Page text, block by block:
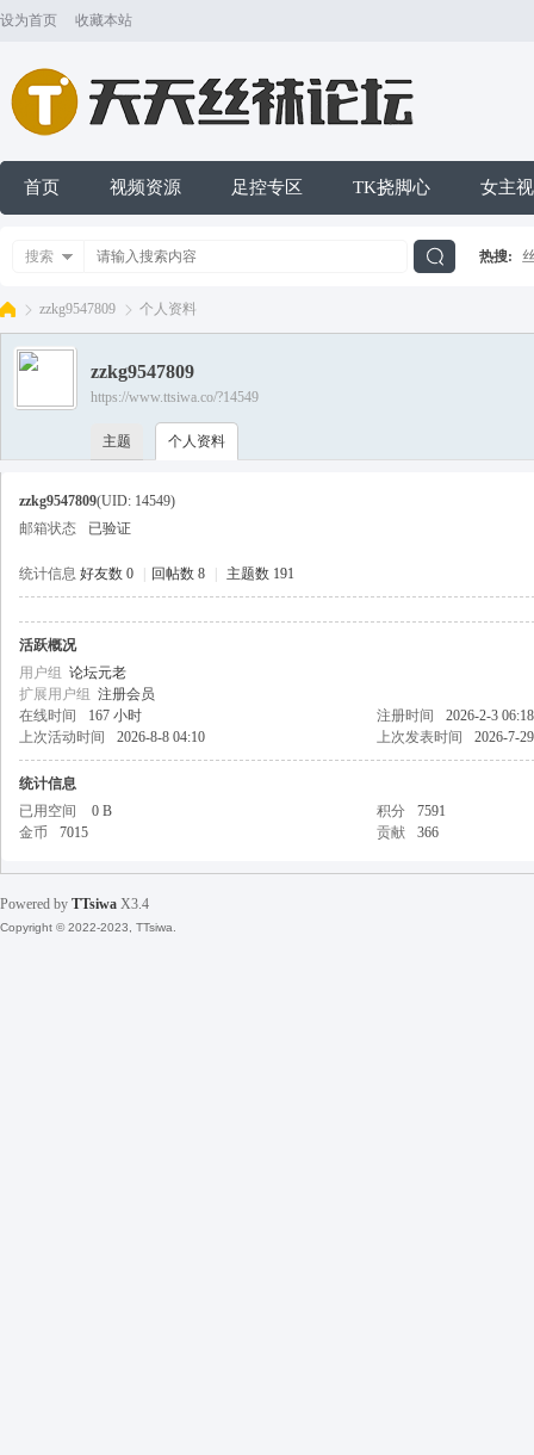
设为首页 收藏本站
首页 视频资源 足控专区 TK挠脚心 女主
搜索 热搜:
›
zzkg9547809 个人资料
zzkg9547809
https://www.ttsiwa.co/?14549
主题 个人资料
zzkg9547809(UID: 14549)
邮箱状态
已验证
统计信息 好友数 0 回帖数 8 主题数 191
活跃概况
用户组 论坛元老
扩展用户组 注册会员
在线时间
167 小时 注册时间
2026-2-3 06:18
上次活动时间
2026-8-8 04:10 上次发表时间 2026-7-
统计信息
已用空间
0 B 积分
7591
金币
7015 贡献 366
Powered by TTsiwa X3.4
Copyright © 2022-2023, TTsiwa.